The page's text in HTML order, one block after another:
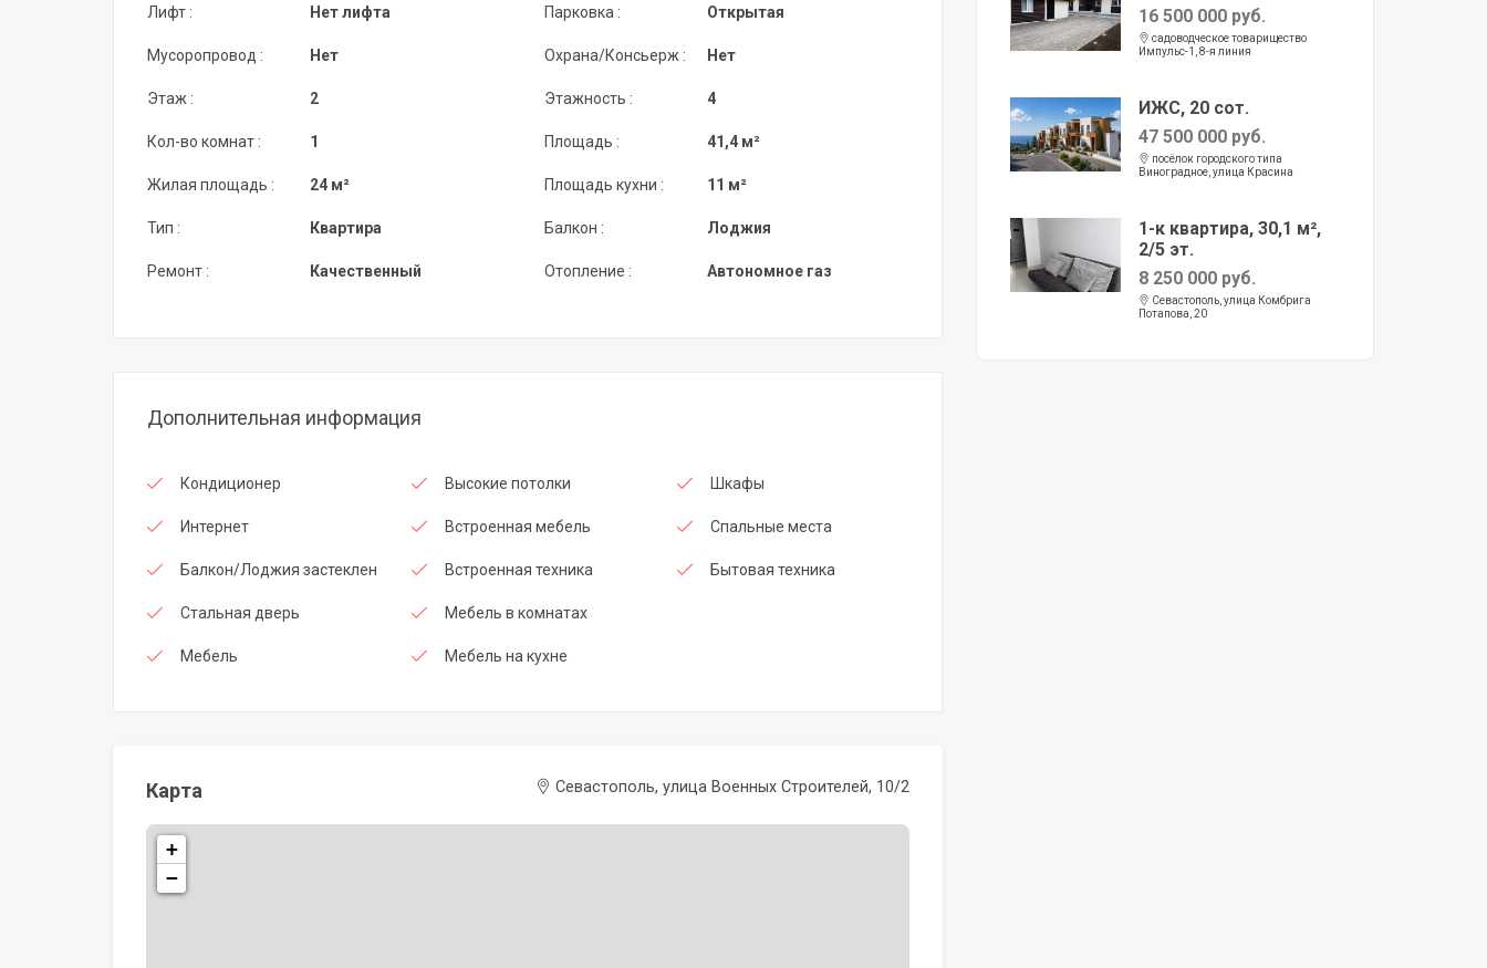
Лифт :
Мусоропровод :
Этаж :
Кол-во комнат :
Жилая площадь :
Тип :
Ремонт :
Нет лифта
Нет
2
1
24 м²
Квартира
Качественный
Парковка :
Охрана/Консьерж :
Этажность :
Площадь :
Площадь кухни :
Балкон :
Отопление :
Открытая
Нет
4
41,4 м²
11 м²
Лоджия
Автономное газ
Дополнительная информация
Кондиционер
Интернет
Балкон/Лоджия застеклен
Стальная дверь
Мебель
Высокие потолки
Встроенная мебель
Встроенная техника
Мебель в комнатах
Мебель на кухне
Шкафы
Спальные места
Бытовая техника
Карта Севастополь, улица Военных Строителей, 10/2
+
−
16 500 000 руб.
садоводческое товарищество
Импульс-1, 8-я линия
ИЖС, 20 сот.
47 500 000 руб.
посёлок городского типа
Виноградное, улица Красина
1-к квартира, 30,1 м²,
2/5 эт.
8 250 000 руб.
Севастополь, улица Комбрига
Потапова, 20